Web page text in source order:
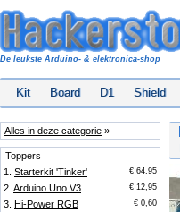
De leukste Arduino- & elektronica-shop
Kit Board D1 Shield
Alles in deze categorie »
Toppers
1. Starterkit 'Tinker' € 64,95
2. Arduino Uno V3 € 12,95
3. Hi-Power RGB € 0,60